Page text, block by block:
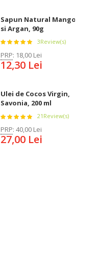
Sapun Natural Mango
si Argan, 90g
3Review(s)
PRP: 18,00 Lei
12,30 Lei
Ulei de Cocos Virgin,
Savonia, 200 ml
21 Review(s)
PRP: 40,00 Lei
27,00 Lei